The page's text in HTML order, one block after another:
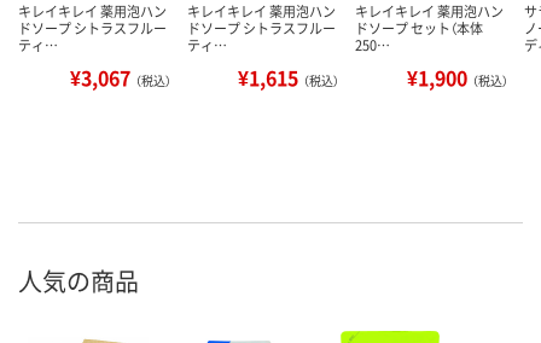
キレイキレイ 薬用泡ハン
ドソープ シトラスフルー
ティ…
¥3,067 （税込）
キレイキレイ 薬用泡ハン
ドソープ シトラスフルー
ティ…
¥1,615 （税込）
キレイキレイ 薬用泡ハン
ドソープ セット（本体
250…
¥1,900 （税込）
サ
人気の商品